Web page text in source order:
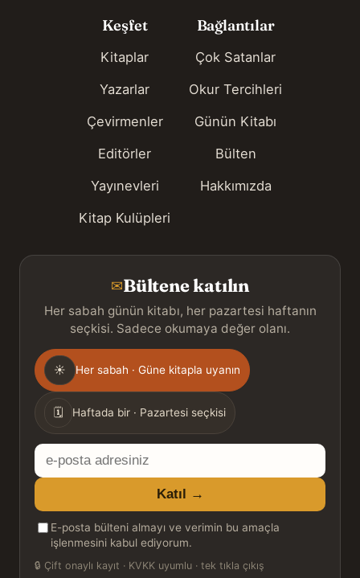
Keşfet
Kitaplar
Yazarlar
Çevirmenler
Editörler
Yayınevleri
Kitap Kulüpleri
Bağlantılar
Çok Satanlar
Okur Tercihleri
Günün Kitabı
Bülten
Hakkımızda
✉Bültene katılın
Her sabah günün kitabı, her pazartesi haftanın
seçkisi. Sadece okumaya değer olanı.
Gönderim
sıklığı
☀ Her sabah · Güne kitapla uyanın
🗓 Haftada bir · Pazartesi seçkisi
E-
posta
adresiniz
Katıl →
E-posta bülteni almayı ve verimin bu amaçla
işlenmesini kabul ediyorum.
🔒 Çift onaylı kayıt · KVKK uyumlu · tek tıkla çıkış